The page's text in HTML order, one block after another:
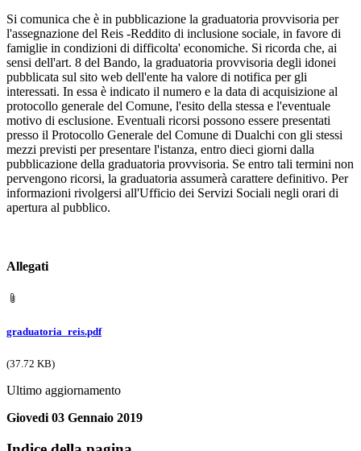
Si comunica che è in pubblicazione la graduatoria provvisoria per
l'assegnazione del Reis -Reddito di inclusione sociale, in favore di
famiglie in condizioni di difficolta' economiche. Si ricorda che, ai
sensi dell'art. 8 del Bando, la graduatoria provvisoria degli idonei
pubblicata sul sito web dell'ente ha valore di notifica per gli
interessati. In essa è indicato il numero e la data di acquisizione al
protocollo generale del Comune, l'esito della stessa e l'eventuale
motivo di esclusione. Eventuali ricorsi possono essere presentati
presso il Protocollo Generale del Comune di Dualchi con gli stessi
mezzi previsti per presentare l'istanza, entro dieci giorni dalla
pubblicazione della graduatoria provvisoria. Se entro tali termini non
pervengono ricorsi, la graduatoria assumerà carattere definitivo. Per
informazioni rivolgersi all'Ufficio dei Servizi Sociali negli orari di
apertura al pubblico.
Allegati
graduatoria_reis.pdf
(37.72 KB)
Ultimo aggiornamento
Giovedi 03 Gennaio 2019